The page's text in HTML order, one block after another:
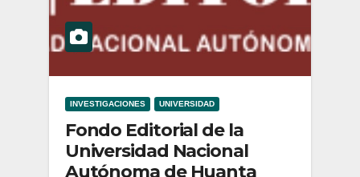
INVESTIGACIONES UNIVERSIDAD
Fondo Editorial de la
Universidad Nacional
Autónoma de Huanta